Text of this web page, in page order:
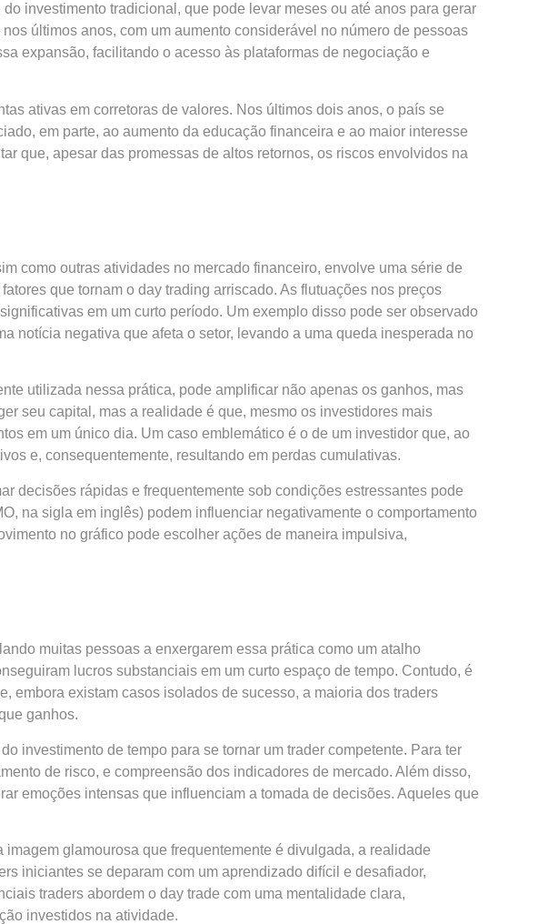
investimento tradicional, que pode levar meses ou até anos para gerar
últimos anos, com um aumento considerável no número de pessoas
expansão, facilitando o acesso às plataformas de negociação e
ativas em corretoras de valores. Nos últimos dois anos, o país se
em parte, ao aumento da educação financeira e ao maior interesse
que, apesar das promessas de altos retornos, os riscos envolvidos na
como outras atividades no mercado financeiro, envolve uma série de
que tornam o day trading arriscado. As flutuações nos preços
em um curto período. Um exemplo disso pode ser observado
notícia negativa que afeta o setor, levando a uma queda inesperada no
utilizada nessa prática, pode amplificar não apenas os ganhos, mas
seu capital, mas a realidade é que, mesmo os investidores mais
em um único dia. Um caso emblemático é o de um investidor que, ao
e, consequentemente, resultando em perdas cumulativas.
decisões rápidas e frequentemente sob condições estressantes pode
na sigla em inglês) podem influenciar negativamente o comportamento
no gráfico pode escolher ações de maneira impulsiva,
muitas pessoas a enxergarem essa prática como um atalho
lucros substanciais em um curto espaço de tempo. Contudo, é
embora existam casos isolados de sucesso, a maioria dos traders
ganhos.
investimento de tempo para se tornar um trader competente. Para ter
de risco, e compreensão dos indicadores de mercado. Além disso,
emoções intensas que influenciam a tomada de decisões. Aqueles que
glamourosa que frequentemente é divulgada, a realidade
iniciantes se deparam com um aprendizado difícil e desafiador,
traders abordem o day trade com uma mentalidade clara,
investidos na atividade.